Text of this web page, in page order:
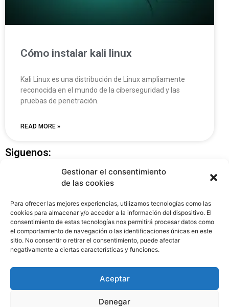
Gestionar el consentimiento
de las cookies
Para ofrecer las mejores experiencias, utilizamos tecnologías como las
cookies para almacenar y/o acceder a la información del dispositivo. El
consentimiento de estas tecnologías nos permitirá procesar datos como
el comportamiento de navegación o las identificaciones únicas en este
sitio. No consentir o retirar el consentimiento, puede afectar
negativamente a ciertas características y funciones.
Aceptar
Denegar
Cómo instalar kali linux
Kali Linux es una distribución de Linux ampliamente
reconocida en el mundo de la ciberseguridad y las
pruebas de penetración.
READ MORE »
Siguenos:
Copyright © 2025 Creado porCatodic
Política de privacidad Politica de cookies